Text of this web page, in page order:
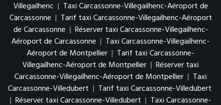
Villegailhenc | Taxi Carcassonne-Villegailhenc-Aéroport de
Carcassonne | Tarif taxi Carcassonne-Villegailhenc-Aéroport
de Carcassonne | Réserver taxi Carcassonne-Villegailhenc-
Aéroport de Carcassonne | Taxi Carcassonne-Villegailhenc-
Aéroport de Montpellier | Tarif taxi Carcassonne-
Villegailhenc-Aéroport de Montpellier | Réserver taxi
Carcassonne-Villegailhenc-Aéroport de Montpellier | Taxi
Carcassonne-Villedubert | Tarif taxi Carcassonne-Villedubert
| Réserver taxi Carcassonne-Villedubert | Taxi Carcassonne-